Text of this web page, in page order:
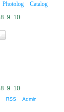
Photolog
Catalog
8 9 10
8 9 10
RSS Admin